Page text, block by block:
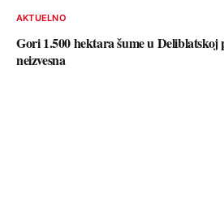
AKTUELNO
Gori 1.500 hektara šume u Deliblatskoj
neizvesna